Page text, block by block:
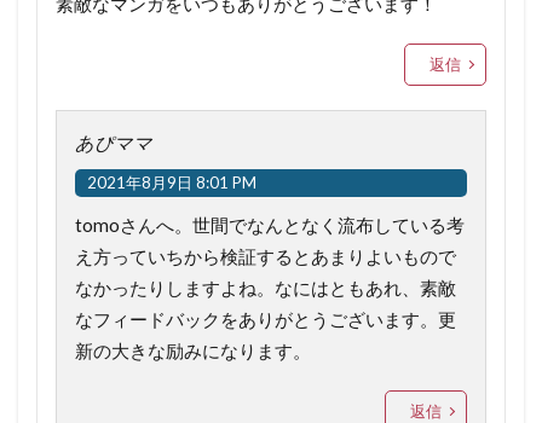
返信
あぴママ
2021年8月9日 8:01 PM
tomoさんへ。世間でなんとなく流布している考
え方っていちから検証するとあまりよいもので
なかったりしますよね。なにはともあれ、素敵
なフィードバックをありがとうございます。更
新の大きな励みになります。
返信